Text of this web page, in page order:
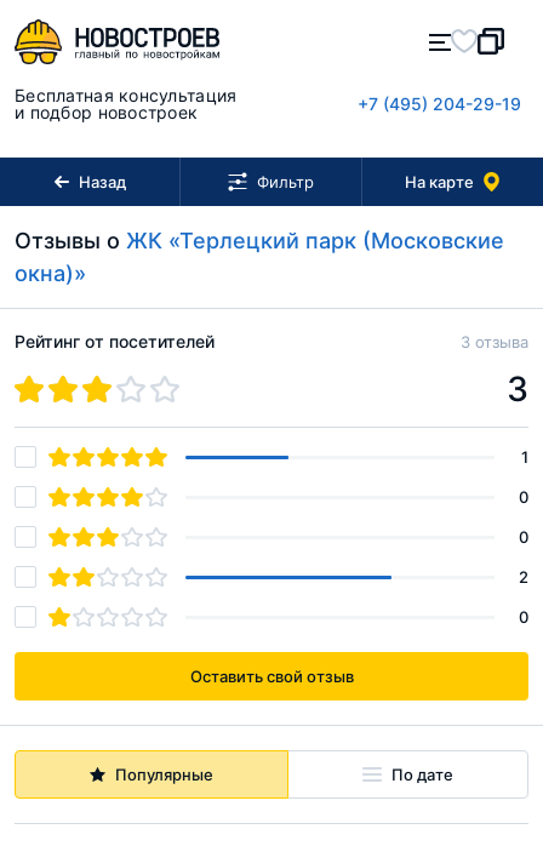
Бесплатная консультация
и подбор новостроек
+7 (495) 204-29-19
Назад Фильтр На карте
Отзывы о ЖК «Терлецкий парк (Московские
окна)»
Оставить свой отзыв
Популярные По дате
Рейтинг от посетителей 3 отзыва
3
1
0
0
2
0